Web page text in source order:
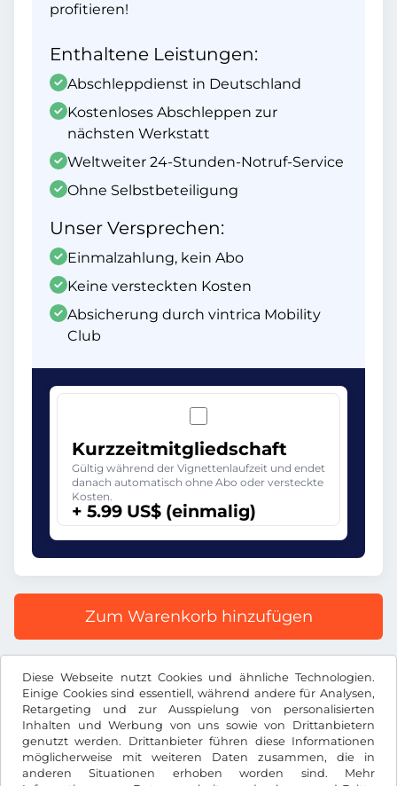
Diese Webseite nutzt Cookies und ähnliche Technologien.
Einige Cookies sind essentiell, während andere für Analysen,
Retargeting und zur Ausspielung von personalisierten
Inhalten und Werbung von uns sowie von Drittanbietern
genutzt werden. Drittanbieter führen diese Informationen
möglicherweise mit weiteren Daten zusammen, die in
anderen Situationen erhoben worden sind. Mehr
profitieren!
Enthaltene Leistungen:
Abschleppdienst in Deutschland
Kostenloses Abschleppen zur
nächsten Werkstatt
Weltweiter 24-Stunden-Notruf-Service
Ohne Selbstbeteiligung
Unser Versprechen:
Einmalzahlung, kein Abo
Keine versteckten Kosten
Absicherung durch vintrica Mobility
Club
Kurzzeitmitgliedschaft
Gültig während der Vignettenlaufzeit und endet
danach automatisch ohne Abo oder versteckte
Kosten.
+ 5.99 US$ (einmalig)
Zum Warenkorb hinzufügen
Alle Preise inkl. gesetzlicher MwSt.
US$USD